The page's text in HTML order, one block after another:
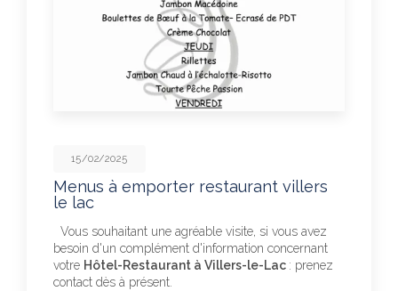
15/02/2025
Menus à emporter restaurant villers
le lac
Vous souhaitant une agréable visite, si vous avez
besoin d'un complément d'information concernant
votre Hôtel-Restaurant à Villers-le-Lac : prenez
contact dès à présent.